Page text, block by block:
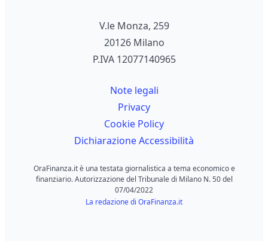
V.le Monza, 259
20126 Milano
P.IVA 12077140965
Note legali
Privacy
Cookie Policy
Dichiarazione Accessibilità
OraFinanza.it è una testata giornalistica a tema economico e
finanziario. Autorizzazione del Tribunale di Milano N. 50 del
07/04/2022
La redazione di OraFinanza.it